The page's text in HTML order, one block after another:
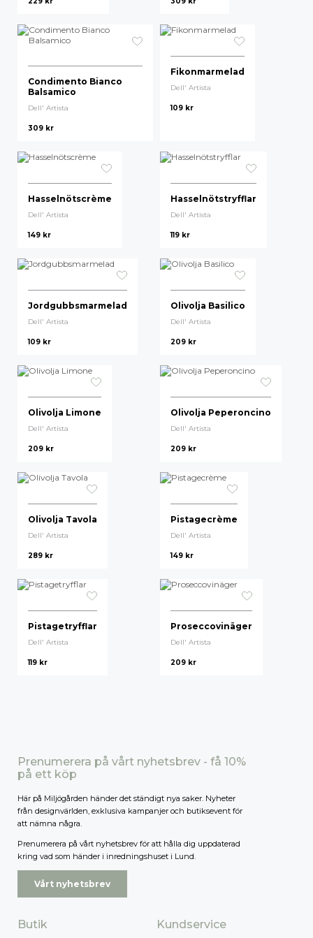
Högsta pris
Condimento Bianco
Balsamico
Dell' Artista
309 kr
Fikonmarmelad
Dell' Artista
109 kr
Hasselnötscrème
Dell' Artista
149 kr
Hasselnötstryfflar
Dell' Artista
119 kr
Jordgubbsmarmelad
Dell' Artista
109 kr
Olivolja Basilico
Dell' Artista
209 kr
Olivolja Limone
Dell' Artista
209 kr
Olivolja Peperoncino
Dell' Artista
209 kr
Olivolja Tavola
Dell' Artista
289 kr
Pistagecrème
Dell' Artista
149 kr
Pistagetryfflar
Dell' Artista
119 kr
Proseccovinäger
Dell' Artista
209 kr
Prenumerera på vårt nyhetsbrev - få 10%
på ett köp
Här på Miljögården händer det ständigt nya saker. Nyheter
från designvärlden, exklusiva kampanjer och butiksevent för
att nämna några.
Prenumerera på vårt nyhetsbrev för att hålla dig uppdaterad
kring vad som händer i inredningshuset i Lund.
Vårt nyhetsbrev
Butik Kundservice